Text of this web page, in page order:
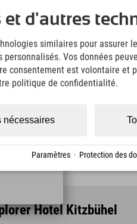
Hotel
Alpspitzbahn in Nesselwang
& Alpspitzkick • nur
• Pisten,
Nachtskifahren direkt am
Sehr Gut
Hotel Kitzbühel
d'autres
similaires pour assurer
Vos données
consentement est volontaire et
politique de confidentialité.
nécessaires
Paramètres · Protection des